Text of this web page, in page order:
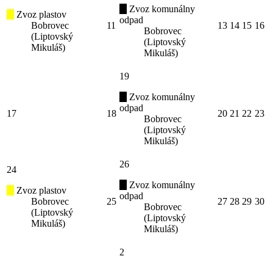
Zvoz plastov
Bobrovec
(Liptovský
Mikuláš)
11
Zvoz komunálny
odpad
Bobrovec
(Liptovský
Mikuláš)
13 14 15 16
17 18
19
Zvoz komunálny
odpad
Bobrovec
(Liptovský
Mikuláš)
20 21 22 23
24
Zvoz plastov
Bobrovec
(Liptovský
Mikuláš)
25
26
Zvoz komunálny
odpad
Bobrovec
(Liptovský
Mikuláš)
27 28 29 30
2